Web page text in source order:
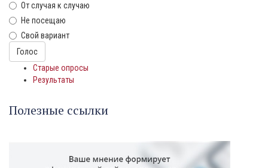
От случая к случаю
Не посещаю
Свой вариант
Варианты
Голос
Старые опросы
Результаты
Полезные ссылки